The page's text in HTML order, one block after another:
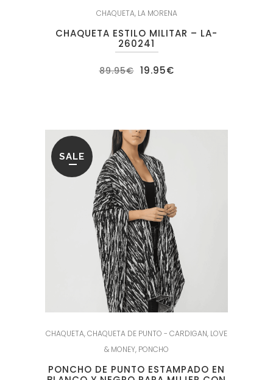
CHAQUETA, LA MORENA
CHAQUETA ESTILO MILITAR – LA-
260241
89.95€ El
precio
19.95€El
SALE
CHAQUETA,CHAQUETA DE PUNTO - CARDIGAN, LOVE
& MONEY, PONCHO
PONCHO DE PUNTO ESTAMPADO EN